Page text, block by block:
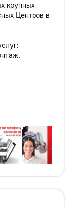
крупных
Центров в